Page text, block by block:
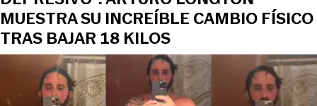
MUESTRA SU INCREÍBLE CAMBIO FÍSICO
TRAS BAJAR 18 KILOS